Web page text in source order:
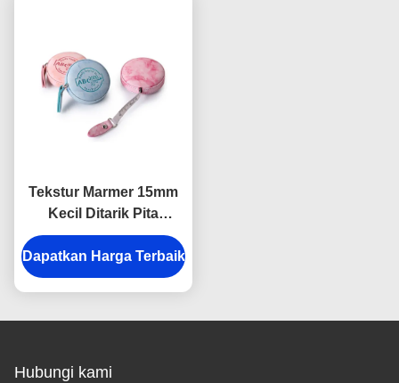
Tekstur Marmer 15mm
Kecil Ditarik Pita
Pengukur Tubuh
Debossing Logo
Dapatkan Harga Terbaik
Hubungi kami